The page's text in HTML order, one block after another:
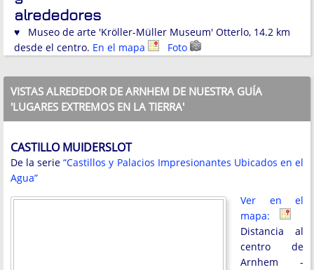
alrededores
♥ Museo de arte 'Kröller-Müller Museum' Otterlo, 14.2 km
desde el centro. En el mapa Foto
VISTAS ALREDEDOR DE ARNHEM DE NUESTRA GUÍA
'LUGARES EXTREMOS EN LA TIERRA'
CASTILLO MUIDERSLOT
De la serie“Castillos y Palacios Impresionantes Ubicados en el
Agua”
Ver en el
mapa:
Distancia al
centro de
Arnhem -